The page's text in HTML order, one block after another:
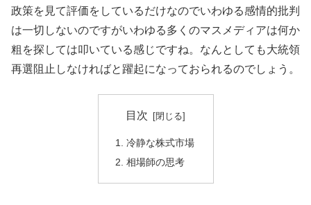
政策を見て評価をしているだけなのでいわゆる感情的批判
は一切しないのですがいわゆる多くのマスメディアは何か
粗を探しては叩いている感じですね。なんとしても大統領
再選阻止しなければと躍起になっておられるのでしょう。
目次
冷静な株式市場
相場師の思考